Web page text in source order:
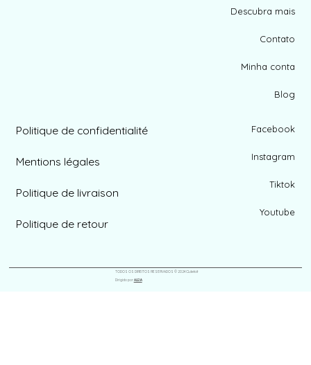
Descubra mais
Contato
Minha conta
Blog
Facebook
Instagram
Tiktok
Youtube
Politique de confidentialité
Mentions légales
Politique de livraison
Politique de retour
TODOS OS DIREITOS RESERVADOS © 2024 CLdetoit
Dirigido porALEIA